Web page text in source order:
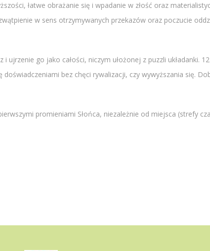
łatwe obrażanie się i wpadanie w złość oraz
w sens otrzymywanych przekazów oraz poczucie
go jako całości, niczym ułożonej z puzzli układanki.
bez chęci rywalizacji, czy wywyższania się.
promieniami Słońca, niezależnie od miejsca (strefy